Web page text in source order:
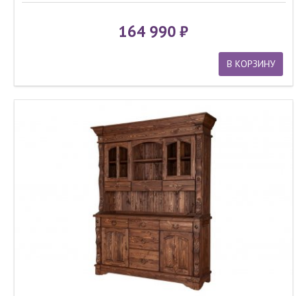
164 990
В КОРЗИНУ